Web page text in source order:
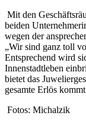
Mit den
beiden
wegen der
„Wir sind ganz toll
Entsprechend wird
Innenstadtleben
bietet das
gesamte Erlös
Fotos: Michalzik